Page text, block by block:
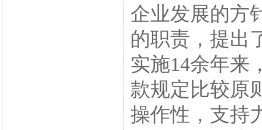
企业发展的方
的职责，提出
实施14余年来
款规定比较原
操作性，支持